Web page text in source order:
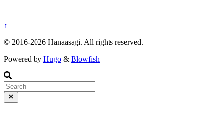
↑
© 2016-2026 Hanaasagi. All rights reserved.
Powered by Hugo & Blowfish